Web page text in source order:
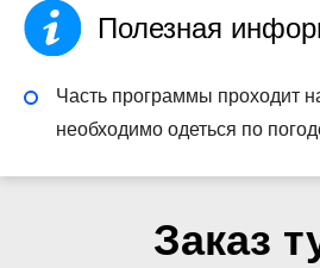
Полезная
Часть программы проходит
необходимо одеться по
Заказ